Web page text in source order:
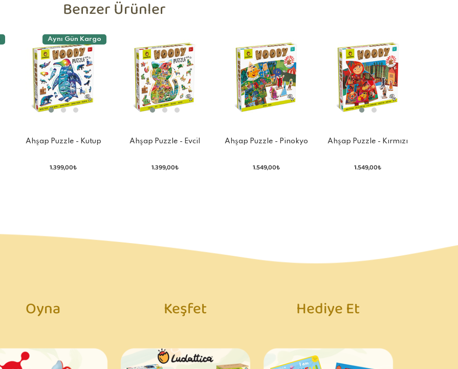
Benzer Ürünler
Aynı Gün Kargo
Ahşap Puzzle - Kutup
1.399,00₺
Ahşap Puzzle - Evcil
1.399,00₺
Ahşap Puzzle - Pinokyo
1.549,00₺
Ahşap Puzzle - Kırmızı
1.549,00₺
Oyna Keşfet Hediye Et